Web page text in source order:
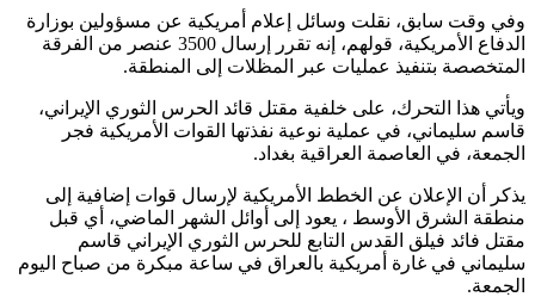
وفي وقت سابق، نقلت وسائل إعلام أمريكية عن مسؤولين بوزارة
الدفاع الأمريكية، قولهم، إنه تقرر إرسال 3500 عنصر من الفرقة
المتخصصة بتنفيذ عمليات عبر المظلات إلى المنطقة.
ويأتي هذا التحرك، على خلفية مقتل قائد الحرس الثوري الإيراني،
قاسم سليماني، في عملية نوعية نفذتها القوات الأمريكية فجر
الجمعة، في العاصمة العراقية بغداد.
يذكر أن الإعلان عن الخطط الأمريكية لإرسال قوات إضافية إلى
منطقة الشرق الأوسط ، يعود إلى أوائل الشهر الماضي، أي قبل
مقتل فائد فيلق القدس التابع للحرس الثوري الإيراني قاسم
سليماني في غارة أمريكية بالعراق في ساعة مبكرة من صباح اليوم
الجمعة.